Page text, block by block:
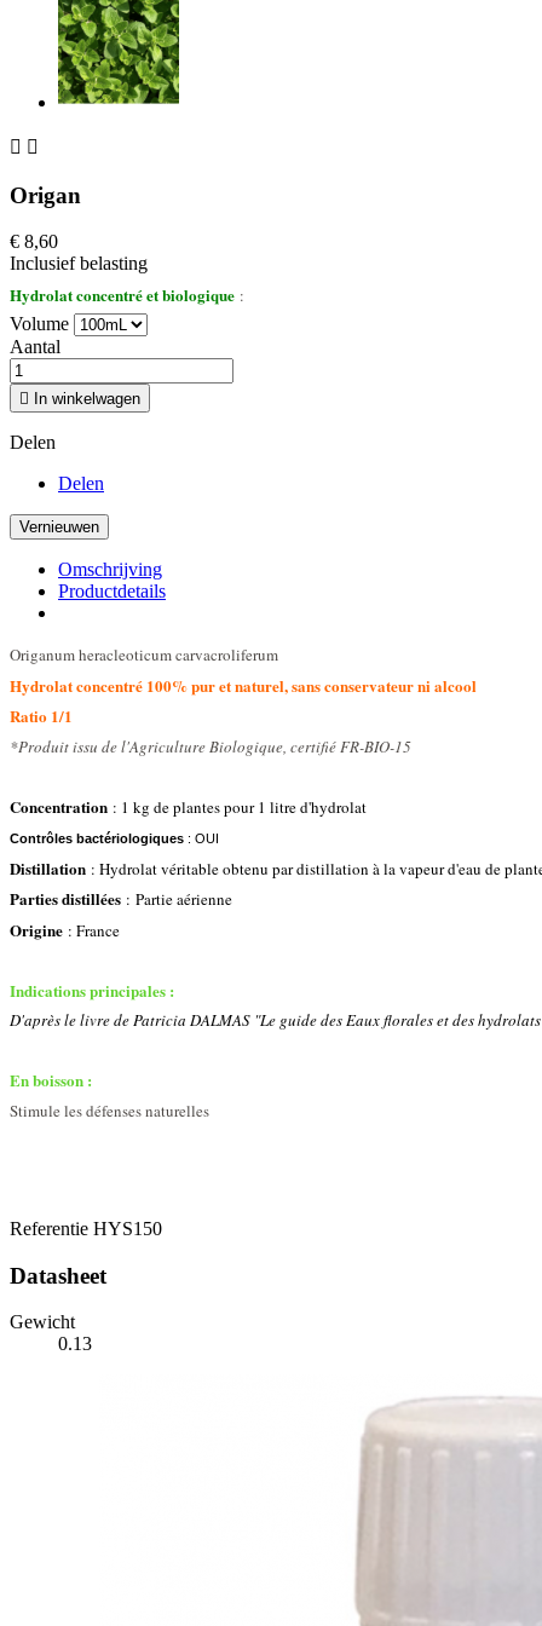
 
Origan
€ 8,60
Inclusief belasting
Hydrolat concentré et biologique :
Volume
Aantal
 In winkelwagen
Delen
Delen
Omschrijving
Productdetails
Origanum heracleoticum carvacroliferum
Hydrolat concentré 100% pur et naturel, sans conservateur ni alcool
Ratio 1/1
*Produit issu de l'Agriculture Biologique, certifié FR-BIO-15
Concentration : 1 kg de plantes pour 1 litre d'hydrolat
Contrôles bactériologiques : OUI
Distillation : Hydrolat véritable obtenu par distillation à la vapeur d'eau de
Parties distillées : Partie aérienne
Origine : France
Indications principales :
D'après le livre de Patricia DALMAS "Le guide des Eaux florales et des
En boisson :
Stimule les défenses naturelles
Referentie HYS150
Datasheet
Gewicht
0.13